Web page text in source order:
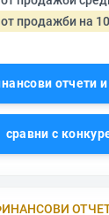
продажби на
отчети
сравни с